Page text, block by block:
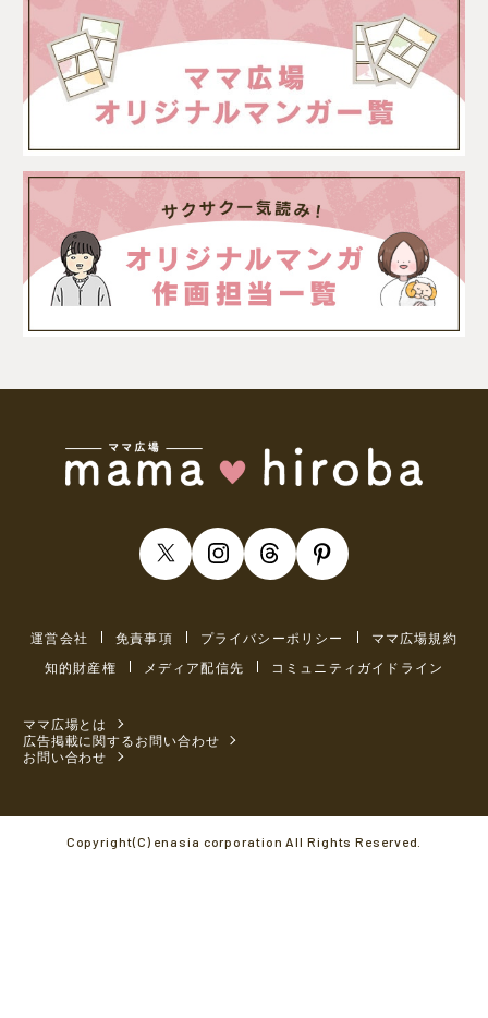
運営会社 免責事項 プライバシーポリシー
ママ広場規約
知的財産権
メディア配信先 コミュニティガイドライン
ママ広場とは
広告掲載に関するお問い合わせ
お問い合わせ
Copyright(C) enasia corporation All Rights Reserved.